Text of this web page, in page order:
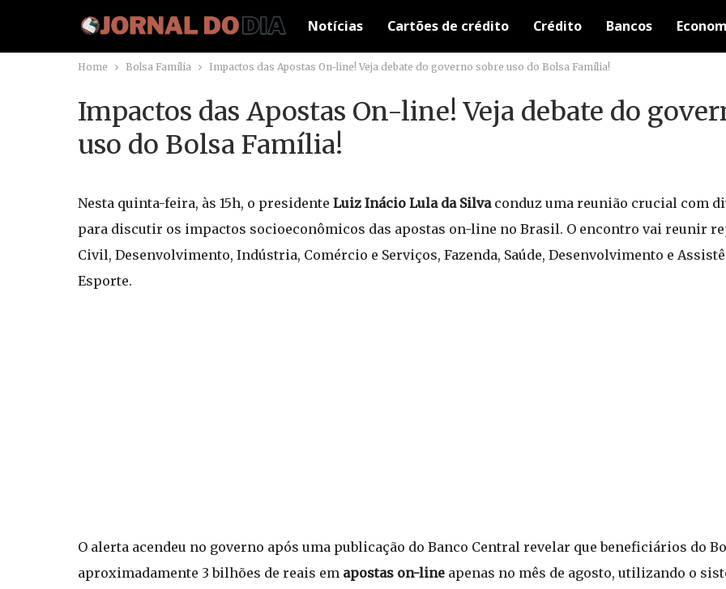
Notícias Cartões de crédito Crédito Bancos
Home Bolsa Família Impactos das Apostas On-line! Veja debate do governo sobre uso do Bolsa Família!
Impactos das Apostas On-line! Veja debate do
uso do Bolsa Família!
Nesta quinta-feira, às 15h, o presidente Luiz Inácio Lula da Silvaconduz uma reunião crucial com
para discutir os impactos socioeconômicos das apostas on-line no Brasil. O encontro vai reunir
Civil, Desenvolvimento, Indústria, Comércio e Serviços, Fazenda, Saúde, Desenvolvimento e
Esporte.
O alerta acendeu no governo após uma publicação do Banco Central revelar que beneficiários do
aproximadamente 3 bilhões de reais em apostas on-line apenas no mês de agosto, utilizando o